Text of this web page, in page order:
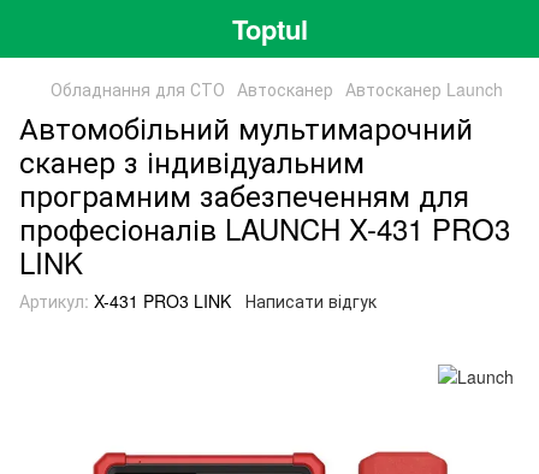
Toptul
Обладнання для СТО Автосканер Автосканер Launch
Автомобільний мультимарочний
сканер з індивідуальним
програмним забезпеченням для
професіоналів LAUNCH X-431 PRO3
LINK
Артикул: X-431 PRO3 LINK Написати відгук